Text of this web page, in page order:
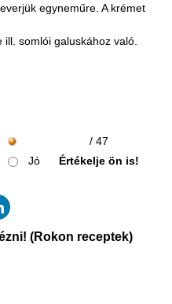
egyneműre. A krémet
somlói galuskához való.
/ 47
Jó Értékelje ön is!
(Rokon receptek)